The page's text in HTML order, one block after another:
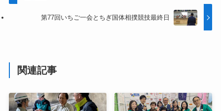
第77回いちご一会とちぎ国体相撲競技最終日
関連記事